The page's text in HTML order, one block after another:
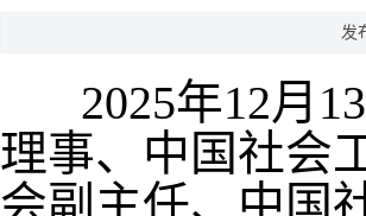
发
2025年12月
理事、中国社会
会副主任、中国